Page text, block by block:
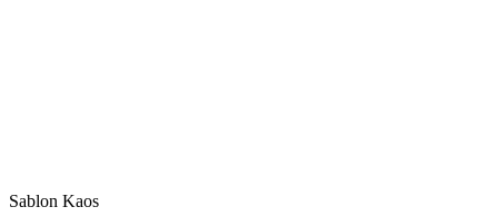
Sablon Kaos